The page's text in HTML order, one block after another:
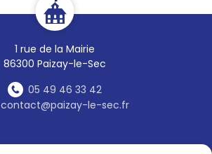
1 rue de la Mairie
86300 Paizay-le-Sec
05 49 46 33 42
contact@paizay-le-sec.fr